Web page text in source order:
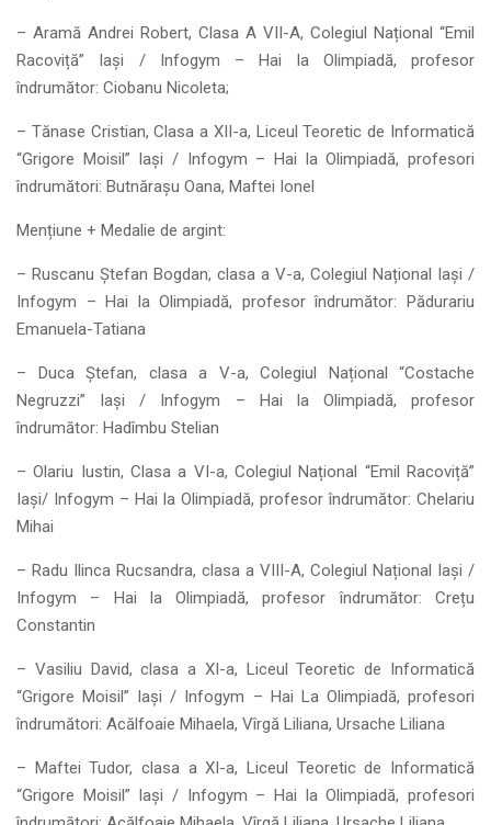
– Aramă Andrei Robert, Clasa A VII-A, Colegiul Național “Emil
Racoviță” Iași / Infogym – Hai la Olimpiadă, profesor
îndrumător: Ciobanu Nicoleta;
– Tănase Cristian, Clasa a XII-a, Liceul Teoretic de Informatică
“Grigore Moisil” Iași / Infogym – Hai la Olimpiadă, profesori
îndrumători: Butnărașu Oana, Maftei Ionel
Mențiune + Medalie de argint:
– Ruscanu Ștefan Bogdan, clasa a V-a, Colegiul Național Iași /
Infogym – Hai la Olimpiadă, profesor îndrumător: Pădurariu
Emanuela-Tatiana
– Duca Ștefan, clasa a V-a, Colegiul Național “Costache
Negruzzi” Iași / Infogym – Hai la Olimpiadă, profesor
îndrumător: Hadîmbu Stelian
– Olariu Iustin, Clasa a VI-a, Colegiul Național “Emil Racoviță”
Iași/ Infogym – Hai la Olimpiadă, profesor îndrumător: Chelariu
Mihai
– Radu Ilinca Rucsandra, clasa a VIII-A, Colegiul Național Iași /
Infogym – Hai la Olimpiadă, profesor îndrumător: Crețu
Constantin
– Vasiliu David, clasa a XI-a, Liceul Teoretic de Informatică
“Grigore Moisil” Iași / Infogym – Hai La Olimpiadă, profesori
îndrumători: Acălfoaie Mihaela, Vîrgă Liliana, Ursache Liliana
– Maftei Tudor, clasa a XI-a, Liceul Teoretic de Informatică
“Grigore Moisil” Iași / Infogym – Hai la Olimpiadă, profesori